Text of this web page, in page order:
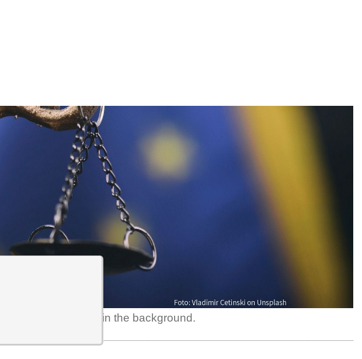
Union flag in the background.